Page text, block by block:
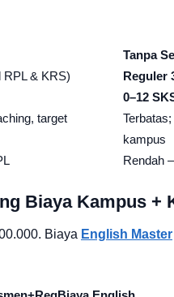
Tanpa
RPL & KRS) Reguler
0–12
target
kampus
Rendah
Biaya Kampus +
Biaya English Master